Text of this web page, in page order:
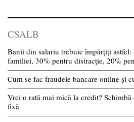
CSALB
Banii din salariu trebuie împărțiți
familiei, 30% pentru distracție, 20%
Cum se fac fraudele bancare online și
Vrei o rată mai mică la credit?
fixă